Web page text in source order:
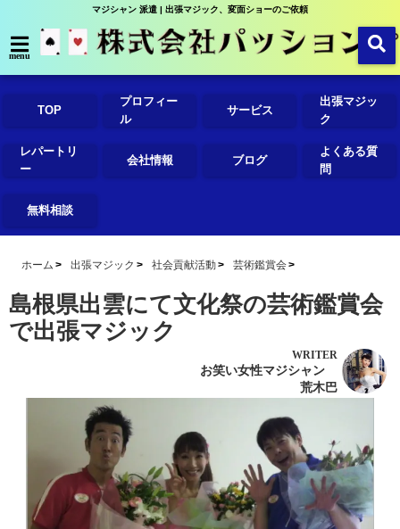
マジシャン 派遣 | 出張マジック、変面ショーのご依頼
menu
TOP
プロフィー
ル
サービス
出張マジッ
ク
レパートリ
ー
会社情報 ブログ
よくある質
問
無料相談
ホーム 出張マジック 社会貢献活動 芸術鑑賞会
島根県出雲にて文化祭の芸術鑑賞会
で出張マジック
WRITER
お笑い女性マジシャン
荒木巴